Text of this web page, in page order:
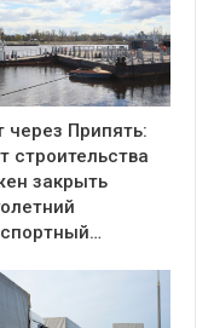
через Припять:
строительства
закрыть